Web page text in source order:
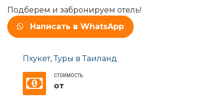
Подберем и забронируем отель!
Написать в WhatsApp
Пхукет,Туры в Таиланд
СТОИМОСТЬ
от